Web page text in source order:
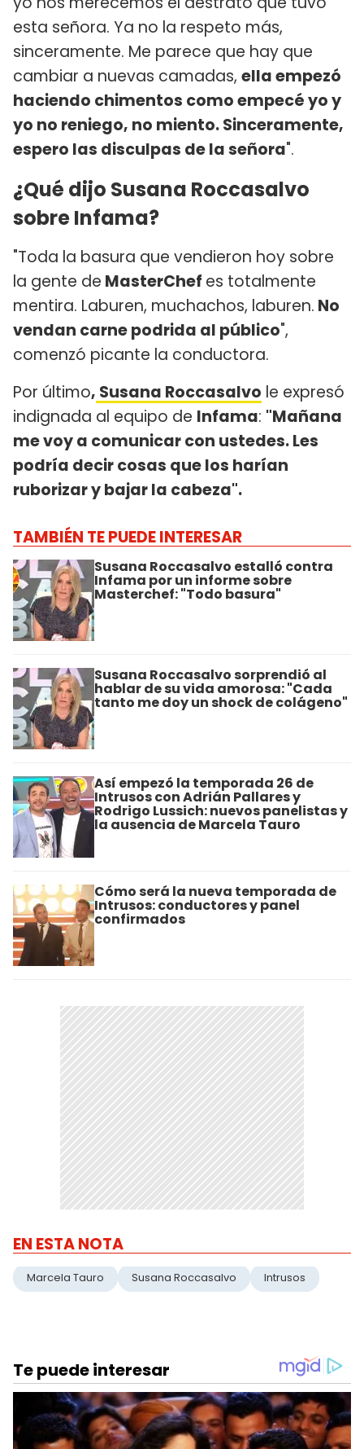
esta señora. Ya no la respeto más,
sinceramente. Me parece que hay que
cambiar a nuevas camadas, ella empezó
haciendo chimentos como empecé yo y
yo no reniego, no miento. Sinceramente,
espero las disculpas de la señora".
¿Qué dijo Susana Roccasalvo
sobre Infama?
"Toda la basura que vendieron hoy sobre
la gente de MasterChef es totalmente
mentira. Laburen, muchachos, laburen. No
vendan carne podrida al público",
comenzó picante la conductora.
Por último, Susana Roccasalvo le expresó
indignada al equipo de Infama: "Mañana
me voy a comunicar con ustedes. Les
podría decir cosas que los harían
ruborizar y bajar la cabeza".
TAMBIÉN TE PUEDE INTERESAR
Susana Roccasalvo estalló contra
Infama por un informe sobre
Masterchef: "Todo basura"
Susana Roccasalvo sorprendió al
hablar de su vida amorosa: "Cada
tanto me doy un shock de colágeno"
Así empezó la temporada 26 de
Intrusos con Adrián Pallares y
Rodrigo Lussich: nuevos panelistas y
la ausencia de Marcela Tauro
Cómo será la nueva temporada de
Intrusos: conductores y panel
confirmados
EN ESTA NOTA
Marcela Tauro Susana Roccasalvo Intrusos